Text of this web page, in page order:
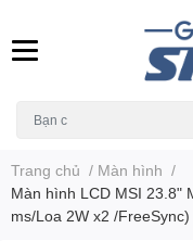
Trang chủ / Màn hình /
Màn hình LCD MSI 23.8"
ms/Loa 2W x2 /FreeSync)